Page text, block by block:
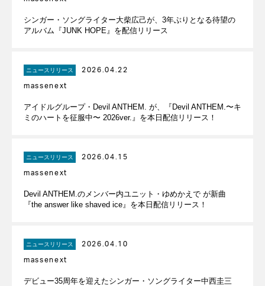
シンガー・ソングライター大柴広己が、3年ぶりとなる待望の
アルバム『JUNK HOPE』を配信リリース
ニュースリリース
2026.04.22
massenext
アイドルグループ・Devil ANTHEM. が、『Devil ANTHEM.〜キ
ミのハートを征服中〜 2026ver.』を本日配信リリース！
ニュースリリース
2026.04.15
massenext
Devil ANTHEM.のメンバー内ユニット・ゆめかえで が新曲
『the answer like shaved ice』を本日配信リリース！
ニュースリリース
2026.04.10
massenext
デビュー35周年を迎えたシンガー・ソングライター中西圭三